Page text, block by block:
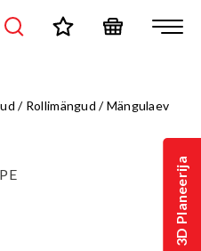
3D Planeerija
/ Rollimängud /Mängulaev